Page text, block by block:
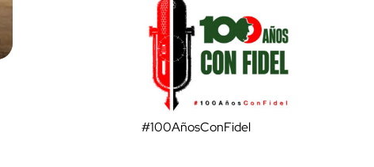
#100AñosConFidel